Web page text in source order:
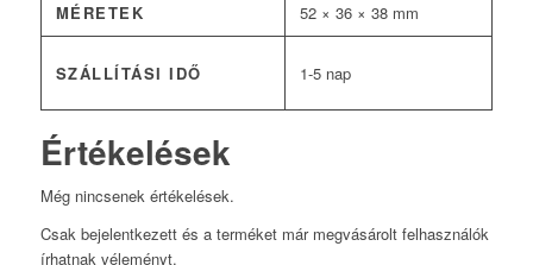
MÉRETEK 52 × 36 × 38 mm
SZÁLLÍTÁSI IDŐ 1-5 nap
Értékelések
Még nincsenek értékelések.
Csak bejelentkezett és a terméket már megvásárolt felhasználók
írhatnak véleményt.